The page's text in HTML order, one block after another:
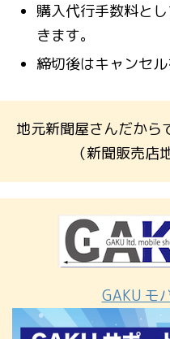
購入代行手数料と
きます。
締切後はキャンセル
地元新聞屋さんだから
（新聞販売店
GAKU モ